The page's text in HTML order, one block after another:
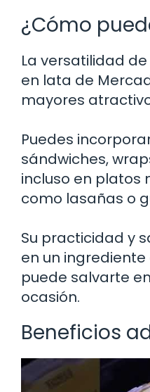
¿Cómo
La versatilidad
en lata de
mayores
Puedes
sándwiches,
incluso en platos
como lasañas o
Su practicidad y
en un
puede salvarte
ocasión.
Beneficios